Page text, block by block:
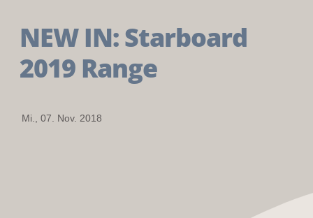
NEW IN: Starboard
2019 Range
Mi., 07. Nov. 2018